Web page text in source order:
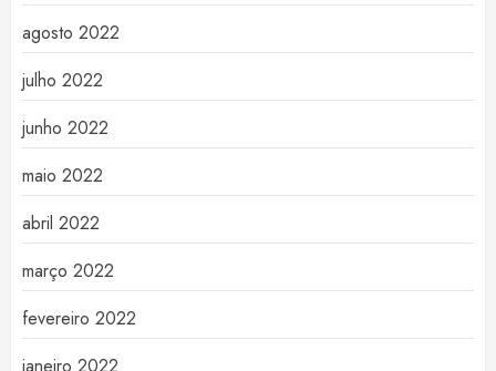
agosto 2022
julho 2022
junho 2022
maio 2022
abril 2022
março 2022
fevereiro 2022